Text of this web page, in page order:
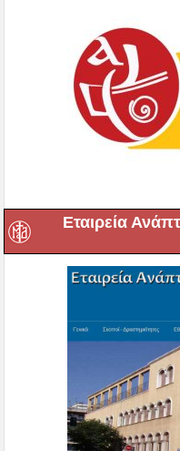
Εταιρεία